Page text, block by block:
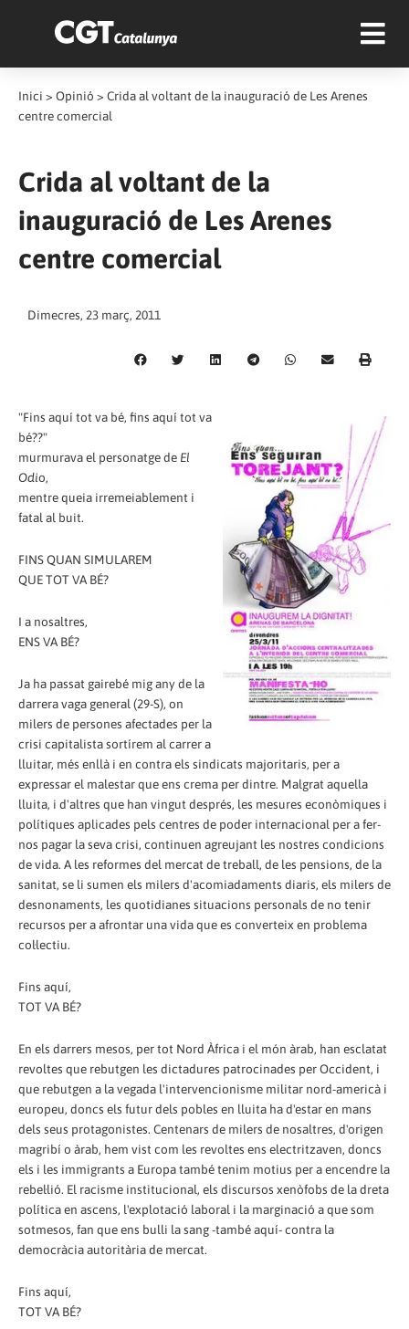
Inici > Opinió > Crida al voltant de la inauguració de Les Arenes
centre comercial
Crida al voltant de la
inauguració de Les Arenes
centre comercial
Dimecres, 23 març, 2011
"Fins aquí tot va bé, fins aquí tot va
bé??"
murmurava el personatge de El
Odio,
mentre queia irremeiablement i
fatal al buit.
FINS QUAN SIMULAREM
QUE TOT VA BÉ?
I a nosaltres,
ENS VA BÉ?
Ja ha passat gairebé mig any de la
darrera vaga general (29-S), on
milers de persones afectades per la
crisi capitalista sortírem al carrer a
lluitar, més enllà i en contra els sindicats majoritaris, per a
expressar el malestar que ens crema per dintre. Malgrat aquella
lluita, i d'altres que han vingut després, les mesures econòmiques i
polítiques aplicades pels centres de poder internacional per a fer-
nos pagar la seva crisi, continuen agreujant les nostres condicions
de vida. A les reformes del mercat de treball, de les pensions, de la
sanitat, se li sumen els milers d'acomiadaments diaris, els milers de
desnonaments, les quotidianes situacions personals de no tenir
recursos per a afrontar una vida que es converteix en problema
col·lectiu.
Fins aquí,
TOT VA BÉ?
En els darrers mesos, per tot Nord Àfrica i el món àrab, han esclatat
revoltes que rebutgen les dictadures patrocinades per Occident, i
que rebutgen a la vegada l'intervencionisme militar nord-americà i
europeu, doncs els futur dels pobles en lluita ha d'estar en mans
dels seus protagonistes. Centenars de milers de nosaltres, d'origen
magribí o àrab, hem vist com les revoltes ens electritzaven, doncs
els i les immigrants a Europa també tenim motius per a encendre la
rebel·lió. El racisme institucional, els discursos xenòfobs de la dreta
política en ascens, l'explotació laboral i la marginació a que som
sotmesos, fan que ens bulli la sang -també aquí- contra la
democràcia autoritària de mercat.
Fins aquí,
TOT VA BÉ?